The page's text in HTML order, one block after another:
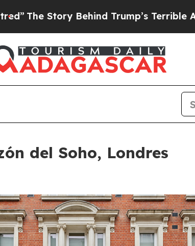
Trump’s Terrible Approval Rating
del Soho, Londres